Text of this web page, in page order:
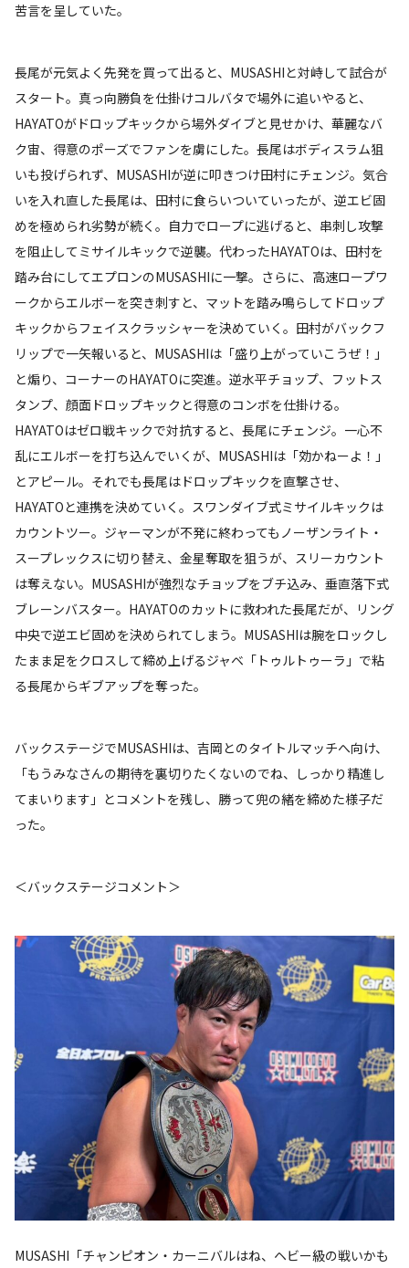
苦言を呈していた。
長尾が元気よく先発を買って出ると、MUSASHIと対峙して試合が
スタート。真っ向勝負を仕掛けコルバタで場外に追いやると、
HAYATOがドロップキックから場外ダイブと見せかけ、華麗なバ
ク宙、得意のポーズでファンを虜にした。長尾はボディスラム狙
いも投げられず、MUSASHIが逆に叩きつけ田村にチェンジ。気合
いを入れ直した長尾は、田村に食らいついていったが、逆エビ固
めを極められ劣勢が続く。自力でロープに逃げると、串刺し攻撃
を阻止してミサイルキックで逆襲。代わったHAYATOは、田村を
踏み台にしてエプロンのMUSASHIに一撃。さらに、高速ロープワ
ークからエルボーを突き刺すと、マットを踏み鳴らしてドロップ
キックからフェイスクラッシャーを決めていく。田村がバックフ
リップで一矢報いると、MUSASHIは「盛り上がっていこうぜ！」
と煽り、コーナーのHAYATOに突進。逆水平チョップ、フットス
タンプ、顔面ドロップキックと得意のコンボを仕掛ける。
HAYATOはゼロ戦キックで対抗すると、長尾にチェンジ。一心不
乱にエルボーを打ち込んでいくが、MUSASHIは「効かねーよ！」
とアピール。それでも長尾はドロップキックを直撃させ、
HAYATOと連携を決めていく。スワンダイブ式ミサイルキックは
カウントツー。ジャーマンが不発に終わってもノーザンライト・
スープレックスに切り替え、金星奪取を狙うが、スリーカウント
は奪えない。MUSASHIが強烈なチョップをブチ込み、垂直落下式
ブレーンバスター。HAYATOのカットに救われた長尾だが、リング
中央で逆エビ固めを決められてしまう。MUSASHIは腕をロックし
たまま足をクロスして締め上げるジャベ「トゥルトゥーラ」で粘
る長尾からギブアップを奪った。
バックステージでMUSASHIは、吉岡とのタイトルマッチへ向け、
「もうみなさんの期待を裏切りたくないのでね、しっかり精進し
てまいります」とコメントを残し、勝って兜の緒を締めた様子だ
った。
＜バックステージコメント＞
MUSASHI「チャンピオン・カーニバルはね、ヘビー級の戦いかも